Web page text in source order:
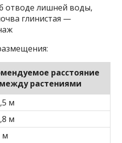
отводе лишней воды,
глинистая —
расстояние
между растениями
м
м
м